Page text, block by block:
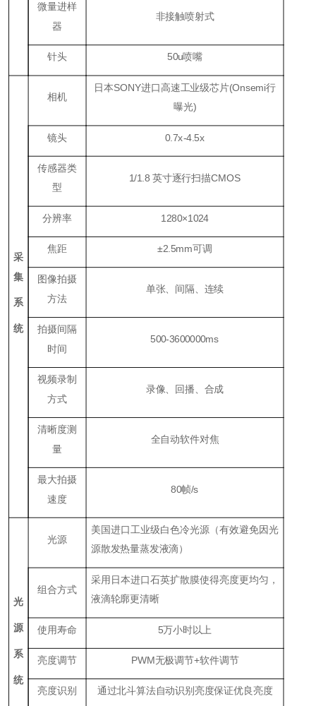
微量进样
器
非接触喷射式
针头 50u喷嘴
采
集
系
统
相机
日本SONY进口高速工业级芯片(Onsemi行
曝光)
镜头 0.7x-4.5x
传感器类
型
1/1.8 英寸逐行扫描CMOS
分辨率 1280×1024
焦距 ±2.5mm可调
图像拍摄
方法
单张、间隔、连续
拍摄间隔
时间
500-3600000ms
视频录制
方式
录像、回播、合成
清晰度测
量
全自动软件对焦
最大拍摄
速度
80帧/s
光
源
系
统
光源
美国进口工业级白色冷光源（有效避免因光
源散发热量蒸发液滴）
组合方式
采用日本进口石英扩散膜使得亮度更均匀，
液滴轮廓更清晰
使用寿命 5万小时以上
亮度调节 PWM无极调节+软件调节
亮度识别 通过北斗算法自动识别亮度保证优良亮度